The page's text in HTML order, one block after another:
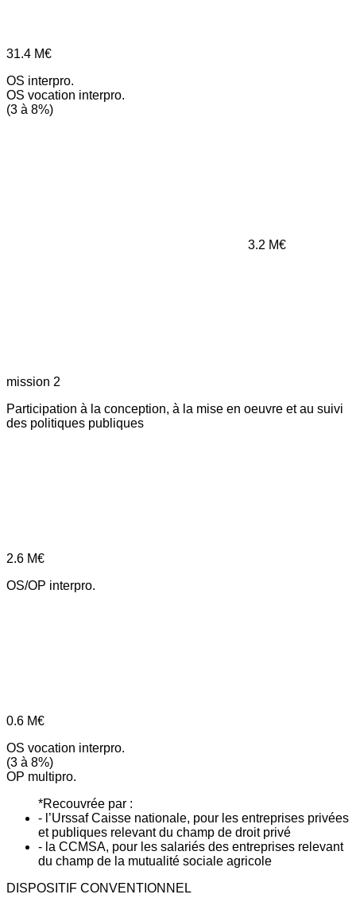
31.4 M€
OS interpro.
OS vocation interpro.
(3 à 8%)
3.2 M€
mission 2
Participation à la conception, à la mise en oeuvre et au suivi
des politiques publiques
2.6 M€
OS/OP interpro.
0.6 M€
OS vocation interpro.
(3 à 8%)
OP multipro.
*Recouvrée par :
- l’Urssaf Caisse nationale, pour les entreprises privées
et publiques relevant du champ de droit privé
- la CCMSA, pour les salariés des entreprises relevant
du champ de la mutualité sociale agricole
DISPOSITIF CONVENTIONNEL